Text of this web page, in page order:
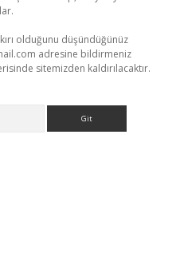
olduğunu düşündüğünüz
adresine bildirmeniz
sitemizden kaldırılacaktır.